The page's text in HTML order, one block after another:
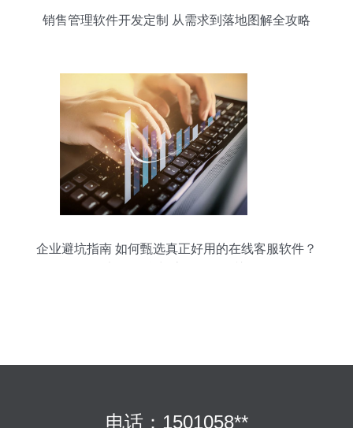
销售管理软件开发定制 从需求到落地图解全攻略
企业避坑指南 如何甄选真正好用的在线客服软件？
电话：1501058**